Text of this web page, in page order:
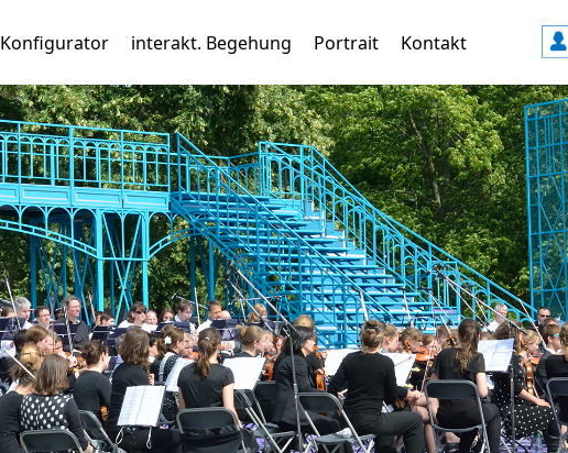
Konfigurator interakt. Begehung Portrait Kontakt